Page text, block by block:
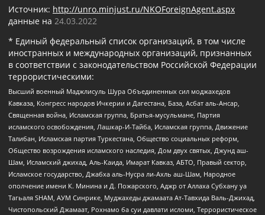
Источник: http://unro.minjust.ru/NKOForeignAgent.aspx
данные на 24.03.2022
* Единый федеральный список организаций, в том числе
иностранных и международных организаций, признанных
в соответствии с законодательством Российской Федерации
террористическими:
Высший военный Маджлисуль Шура Объединенных сил моджахедов
Кавказа, Конгресс народов Ичкерии и Дагестана, База, Асбат аль-Ансар,
Священная война, Исламская группа, Братья-мусульмане, Партия
исламского освобождения, Лашкар-И-Тайба, Исламская группа, Движение
Талибан, Исламская партия Туркестана, Общество социальных реформ,
Общество возрождения исламского наследия, Дом двух святых, Джунд аш-
Шам, Исламский джихад, Аль-Каида, Имарат Кавказ, АБТО, Правый сектор,
Исламское государство, Джабха аль-Нусра ли-Ахль аш-Шам, Народное
ополчение имени К. Минина и Д. Пожарского, Аджр от Аллаха Субхану уа
Тагьаля SHAM, АУМ Синрике, Муджахеды джамаата Ат-Тавхида Валь-Джихад,
Чистопольский Джамаат, Рохнамо ба суи давлати исломи, Террористическое